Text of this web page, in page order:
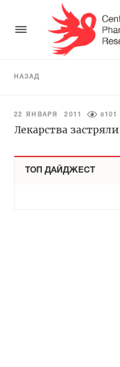
НАЗАД
22 ЯНВАРЯ 2011 8101
Лекарства
ТОП ДАЙДЖЕСТ